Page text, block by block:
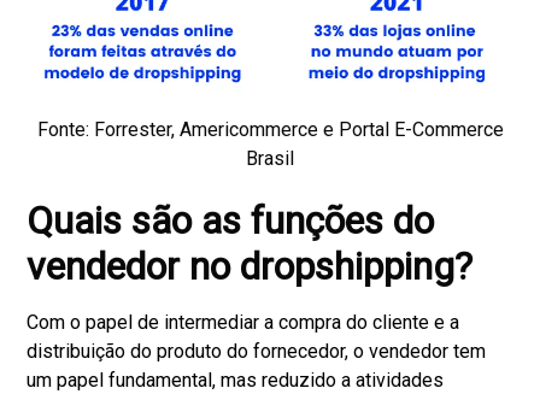
Fonte: Forrester, Americommerce e Portal E-Commerce
Brasil
Quais são as funções do
vendedor no dropshipping?
Com o papel de intermediar a compra do cliente e a
distribuição do produto do fornecedor, o vendedor tem
um papel fundamental, mas reduzido a atividades